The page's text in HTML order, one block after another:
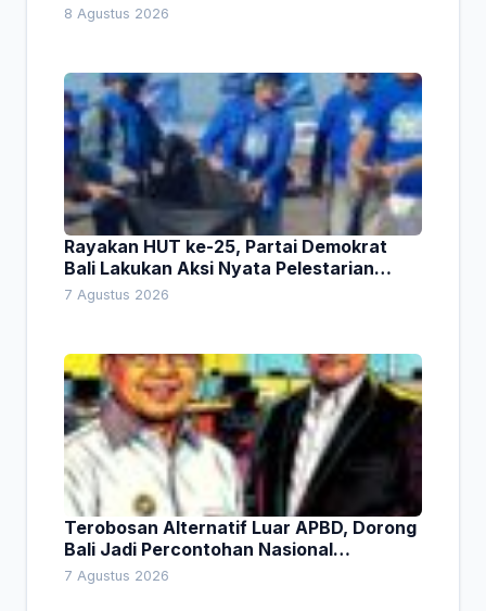
8 Agustus 2026
Rayakan HUT ke-25, Partai Demokrat
Bali Lakukan Aksi Nyata Pelestarian
Lingkungan
7 Agustus 2026
Terobosan Alternatif Luar APBD, Dorong
Bali Jadi Percontohan Nasional
Pembiayaan Daerah
7 Agustus 2026